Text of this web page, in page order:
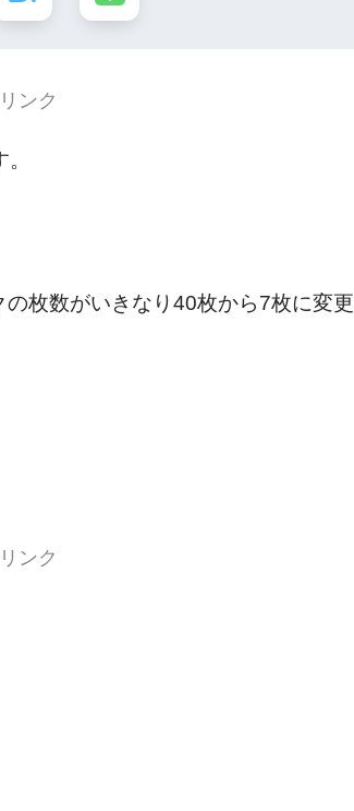
ンク
枚数がいきなり40枚から7枚に変更
ンク